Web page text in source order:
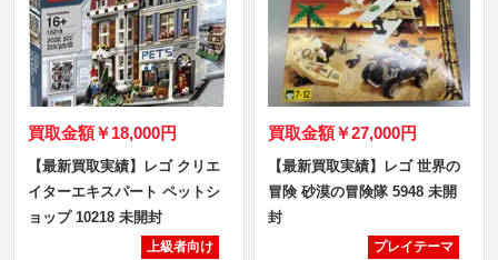
買取金額￥18,000円
【最新買取実績】レゴ クリエ
イターエキスパート ペットシ
ョップ 10218 未開封
上級者向け
買取金額￥27,000円
【最新買取実績】レゴ 世界の
冒険 砂漠の冒険隊 5948 未開
封
プレイテーマ